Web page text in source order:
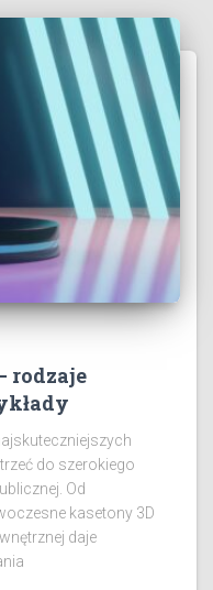
rodzaje
do szerokiego
Od
kasetony 3D
daje